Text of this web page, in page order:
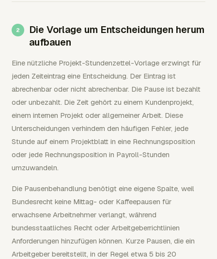
Die Vorlage um Entscheidungen herum
aufbauen
Eine nützliche Projekt-Stundenzettel-Vorlage erzwingt für
jeden Zeiteintrag eine Entscheidung. Der Eintrag ist
abrechenbar oder nicht abrechenbar. Die Pause ist bezahlt
oder unbezahlt. Die Zeit gehört zu einem Kundenprojekt,
einem internen Projekt oder allgemeiner Arbeit. Diese
Unterscheidungen verhindern den häufigen Fehler, jede
Stunde auf einem Projektblatt in eine Rechnungsposition
oder jede Rechnungsposition in Payroll-Stunden
umzuwandeln.
Die Pausenbehandlung benötigt eine eigene Spalte, weil
Bundesrecht keine Mittag- oder Kaffeepausen für
erwachsene Arbeitnehmer verlangt, während
bundesstaatliches Recht oder Arbeitgeberrichtlinien
Anforderungen hinzufügen können. Kurze Pausen, die ein
Arbeitgeber bereitstellt, in der Regel etwa 5 bis 20